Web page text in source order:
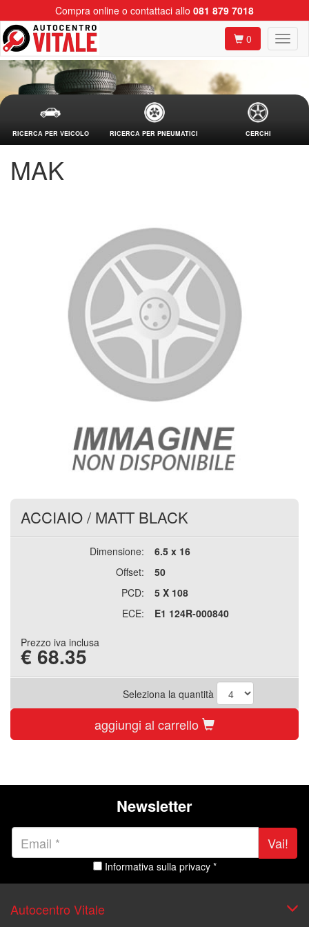
Compra online o contattaci allo 081 879 7018
0
RICERCA PER VEICOLO RICERCA PER PNEUMATICI CERCHI
MAK
ACCIAIO/ MATT BLACK
Dimensione:
6.5 x 16
Offset:
50
PCD:
5 X 108
ECE:
E1 124R-000840
Prezzo iva inclusa
€ 68.35
Seleziona la quantità
aggiungi al carrello
Newsletter
Vai!
Informativa sulla privacy *
Autocentro Vitale